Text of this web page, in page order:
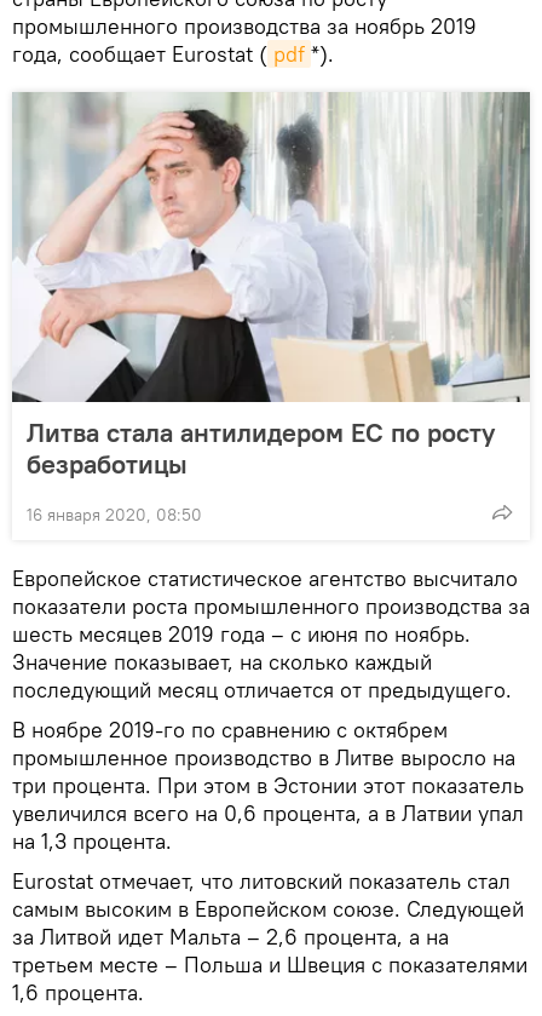
промышленного производства за ноябрь 2019
года, сообщает Eurostat ( pdf *).
Литва стала антилидером ЕС по росту
безработицы
16 января 2020, 08:50
Европейское статистическое агентство высчитало
показатели роста промышленного производства за
шесть месяцев 2019 года – с июня по ноябрь.
Значение показывает, на сколько каждый
последующий месяц отличается от предыдущего.
В ноябре 2019-го по сравнению с октябрем
промышленное производство в Литве выросло на
три процента. При этом в Эстонии этот показатель
увеличился всего на 0,6 процента, а в Латвии упал
на 1,3 процента.
Eurostat отмечает, что литовский показатель стал
самым высоким в Европейском союзе. Следующей
за Литвой идет Мальта – 2,6 процента, а на
третьем месте – Польша и Швеция с показателями
1,6 процента.